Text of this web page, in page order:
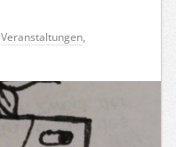
Veranstaltungen,